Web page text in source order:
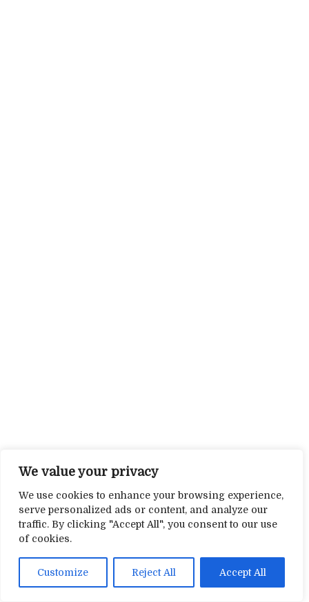
We value your privacy
We use cookies to enhance your browsing experience,
serve personalized ads or content, and analyze our
traffic. By clicking "Accept All", you consent to our use
of cookies.
Customize Reject All Accept All